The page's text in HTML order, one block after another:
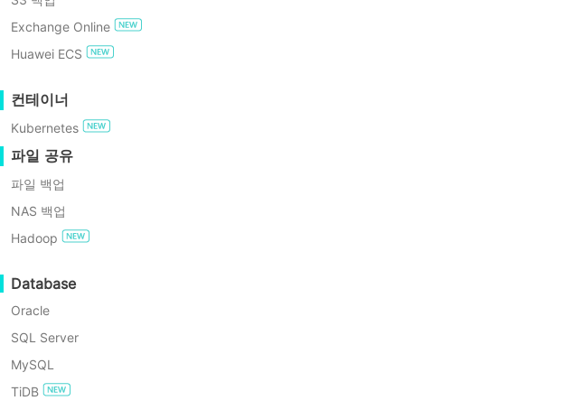
Exchange Online
Huawei ECS
컨테이너
Kubernetes
파일 공유
파일 백업
NAS 백업
Hadoop
Database
Oracle
SQL Server
MySQL
TiDB
결론
하이퍼-V와 VM웨어
마이크로소프트 하이퍼-V는 컴퓨터 하드웨어 위와 호스트 및 게스트 가상 머신 아래에서
브 하이퍼바이저입니다. 하이퍼-V 인프라는 두 가지 유형의 가상 머신으로 구성되는데,
운영 체제인 부모 가상 머신이고, 다른 하나는 자식 가상 머신입니다. 관리는 최소한으로
VMBus를 통해 자동으로 자식 머신들에게 자원을 할당하기 때문입니다. 마이크로 커널
어 계층으로부터 서비스와 디바이스 드라이버의 독립적인 작동을 가능하게 하여, 오버헤
장 가능하게 만듭니다.
VMware vSphere는 타입-1 베어메탈 ESXi 하이퍼바이저, 데이터센터 제어 도구인
도구인 vMotion 등 일련의 가상화 제품으로 구성된 가상화 플랫폼입니다. 고가용성 기능
서 실패한 가상 머신을 재시작할 수 있으며, 결함 허용 기능은 지속적인 가용성을 위해 선
기능은 프로덕션 시스템에 장애가 발생했을 때 보다 짧은 RPO와 업무 연속성을 보장합니
Hyper-V의 부모-자식 하이퍼바이저는 물리 서버와 비용을 줄여주지만, 부모 OS가 충돌